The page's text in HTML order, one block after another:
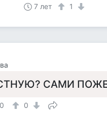
7 лет 1
САМИ
0 0